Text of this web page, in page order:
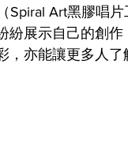
（Spiral Art黑膠唱
紛展示自己的創
，亦能讓更多人